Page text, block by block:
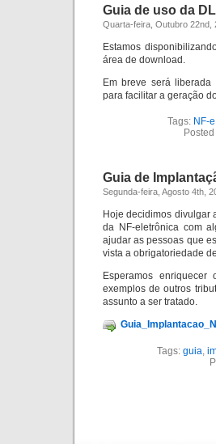
Guia de uso da
Quarta-feira, Outubro 22nd,
Estamos
área de download.
Em breve será
para facilitar a geração
Tags: NF-e
Posted
Guia de
Segunda-feira, Agosto 4th,
Hoje decidimos divulgar
da NF-eletrônica com
ajudar as pessoas que
vista a obrigatoriedade
Esperamos
exemplos de outros
assunto a ser tratado.
Tags: guia,